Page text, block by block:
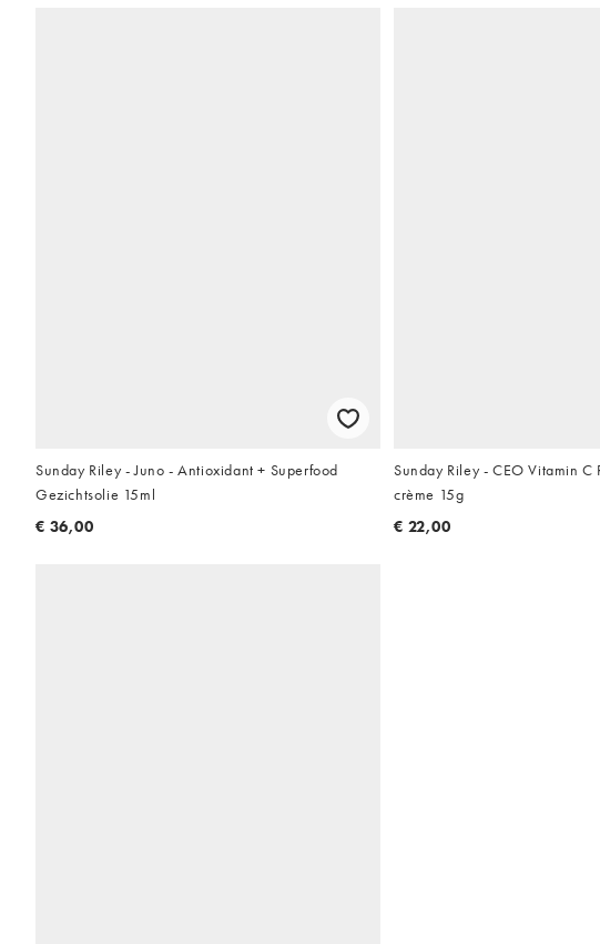
Sunday Riley - Juno - Antioxidant + Superfood
Gezichtsolie 15ml
€ 36,00
Sunday Riley - CEO Vitamin C
crème 15g
€ 22,00